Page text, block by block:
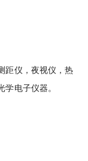
距仪，夜视仪，热
电子仪器。